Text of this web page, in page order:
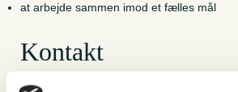
at arbejde sammen imod et fælles mål
Kontakt